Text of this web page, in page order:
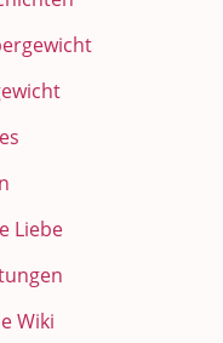
Liebe
Wiki